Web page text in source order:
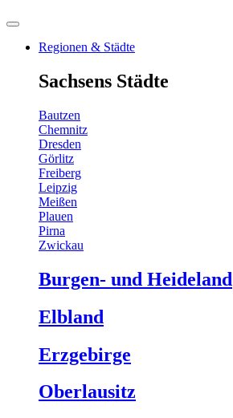
Regionen & Städte
Sachsens Städte
Bautzen
Chemnitz
Dresden
Görlitz
Freiberg
Leipzig
Meißen
Plauen
Pirna
Zwickau
Burgen- und Heideland
Elbland
Erzgebirge
Oberlausitz